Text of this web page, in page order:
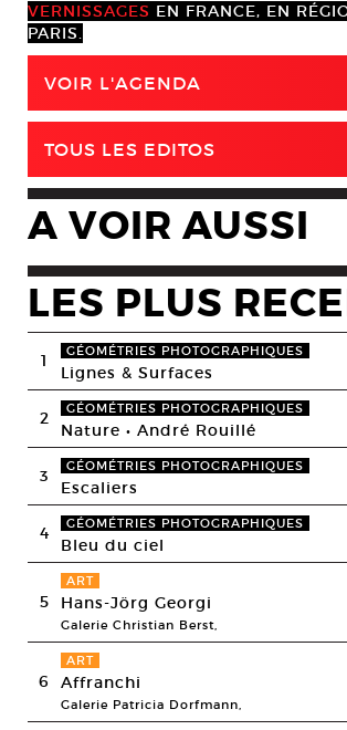
VERNISSAGES EN FRANCE, EN
PARIS.
VOIR L'AGENDA
TOUS LES EDITOS
A VOIR AUSSI
LES PLUS
1 GÉOMÉTRIES PHOTOGRAPHIQUES
Lignes & Surfaces
2 GÉOMÉTRIES PHOTOGRAPHIQUES
Nature • André Rouillé
3 GÉOMÉTRIES PHOTOGRAPHIQUES
Escaliers
4 GÉOMÉTRIES PHOTOGRAPHIQUES
Bleu du ciel
5
ART
Hans-Jörg Georgi
Galerie Christian Berst,
6
ART
Affranchi
Galerie Patricia Dorfmann,